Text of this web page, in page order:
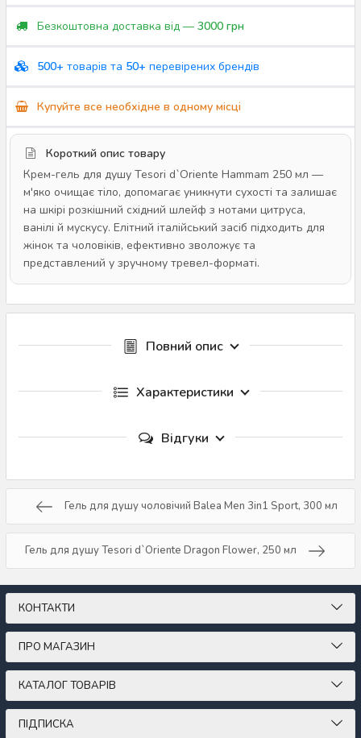
Безкоштовна доставка від — 3000 грн
500+ товарів та 50+ перевірених брендів
Купуйте все необхідне в одному місці
Короткий опис товару
Крем-гель для душу Tesori d`Oriente Hammam 250 мл —
м'яко очищає тіло, допомагає уникнути сухості та залишає
на шкірі розкішний східний шлейф з нотами цитруса,
ванілі й мускусу. Елітний італійський засіб підходить для
жінок та чоловіків, ефективно зволожує та
представлений у зручному тревел-форматі.
Повний опис
Характеристики
Відгуки
Гель для душу чоловічий Balea Men 3in1 Sport, 300 мл
Гель для душу Tesori d`Oriente Dragon Flower, 250 мл
КОНТАКТИ
ПРО МАГАЗИН
КАТАЛОГ ТОВАРІВ
ПІДПИСКА